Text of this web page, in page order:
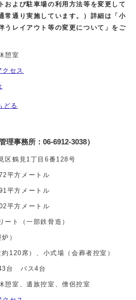
および駐車場の利用方法等を変更して
常通り実施しています。） 詳細は 「小
うレイアウト等の変更について」 をご
憩室
クセス
どる
理事務所：06-6912-3038）
区鶴見1丁目6番128号
平方メートル
平方メートル
平方メートル
リート（一部鉄骨造）
）
120席）、小式場（会葬者控室）
台 バス4台
室、遺族控室、僧侶控室